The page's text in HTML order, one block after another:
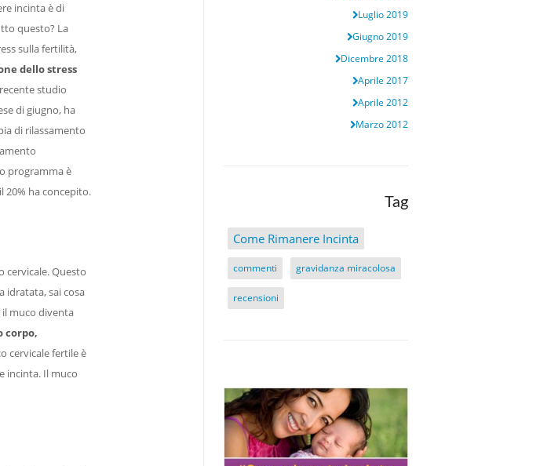
incinta è di
questo? La
sulla fertilità,
dello stress
studio
di giugno, ha
di rilassamento
programma è
20% ha concepito.
cervicale. Questo
idratata, sai cosa
il muco diventa
corpo,
cervicale fertile è
incinta. Il muco
Luglio 2019
Giugno 2019
Dicembre 2018
Aprile 2017
Aprile 2012
Marzo 2012
Tag
Come Rimanere Incinta
commenti gravidanza miracolosa
recensioni